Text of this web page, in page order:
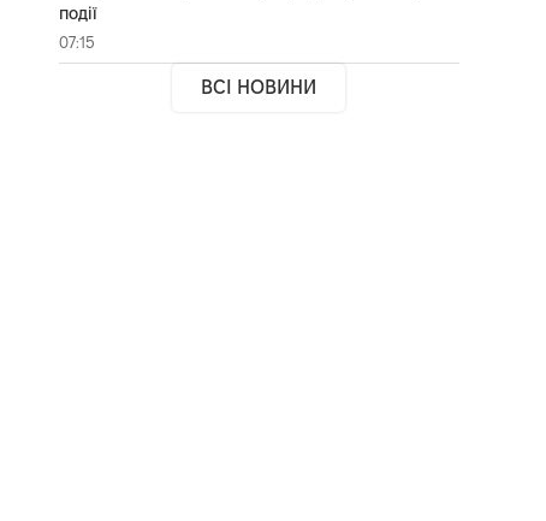
події
07:15
ВСІ НОВИНИ